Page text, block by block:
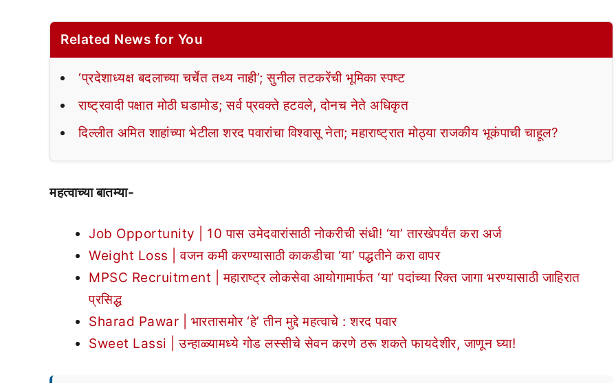
Related News for You
‘प्रदेशाध्यक्ष बदलाच्या चर्चेत तथ्य नाही’; सुनील तटकरेंची भूमिका स्पष्ट
राष्ट्रवादी पक्षात मोठी घडामोड; सर्व प्रवक्ते हटवले, दोनच नेते अधिकृत
दिल्लीत अमित शाहांच्या भेटीला शरद पवारांचा विश्वासू नेता; महाराष्ट्रात मोठ्या राजकीय भूकंपाची चाहूल?
महत्वाच्या बातम्या-
Job Opportunity | 10 पास उमेदवारांसाठी नोकरीची संधी! ‘या’ तारखेपर्यंत करा अर्ज
Weight Loss | वजन कमी करण्यासाठी काकडीचा ‘या’ पद्धतीने करा वापर
MPSC Recruitment | महाराष्ट्र लोकसेवा आयोगामार्फत ‘या’ पदांच्या रिक्त जागा भरण्यासाठी जाहिरात
प्रसिद्ध
Sharad Pawar | भारतासमोर ‘हे’ तीन मुद्दे महत्वाचे : शरद पवार
Sweet Lassi | उन्हाळ्यामध्ये गोड लस्सीचे सेवन करणे ठरू शकते फायदेशीर, जाणून घ्या!